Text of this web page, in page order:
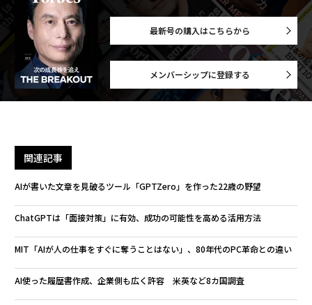
最新号の購入はこちらから
メンバーシップに登録する
関連記事
AIが書いた文章を見破るツール「GPTZero」を作った22歳の野望
ChatGPTは「面接対策」に有効、成功の可能性を高める活用方法
MIT「AIが人の仕事をすぐに奪うことはない」、80年代のPC革命との違い
AI使った履歴書作成、企業側も広く許容 米英など8カ国調査